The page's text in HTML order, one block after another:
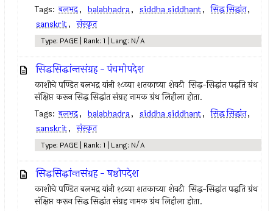
Tags: बलभद्र, balabhadra, siddha siddhant, सिद्ध सिद्धांत,
sanskrit, संस्कृत
Type: PAGE | Rank: 1 | Lang: N/A
सिद्धसिद्धांन्तसंग्रह - पंचमोपदेश
काशीचे पण्डित बलभद्र यांनी १८व्या शतकाच्या शेवटी सिद्ध-सिद्धांत पद्धति ग्रंथ
संक्षिप्त करून सिद्ध सिद्धांत संग्रह नामक ग्रंथ लिहीला होता.
Tags: बलभद्र, balabhadra, siddha siddhant, सिद्ध सिद्धांत,
sanskrit, संस्कृत
Type: PAGE | Rank: 1 | Lang: N/A
सिद्धसिद्धांन्तसंग्रह - षष्ठोपदेश
काशीचे पण्डित बलभद्र यांनी १८व्या शतकाच्या शेवटी सिद्ध-सिद्धांत पद्धति ग्रंथ
संक्षिप्त करून सिद्ध सिद्धांत संग्रह नामक ग्रंथ लिहीला होता.